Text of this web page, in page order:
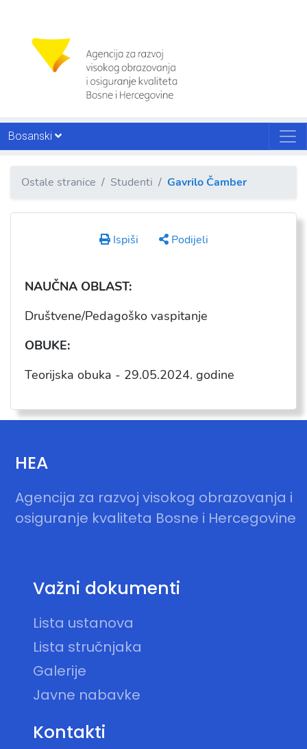
Bosanski
Ostale stranice Studenti Gavrilo Čamber
Ispiši Podijeli
NAUČNA OBLAST:
Društvene/Pedagoško vaspitanje
OBUKE:
Teorijska obuka - 29.05.2024. godine
HEA
Agencija za razvoj visokog obrazovanja i
osiguranje kvaliteta Bosne i Hercegovine
Važni dokumenti
Lista ustanova
Lista stručnjaka
Galerije
Javne nabavke
Kontakti